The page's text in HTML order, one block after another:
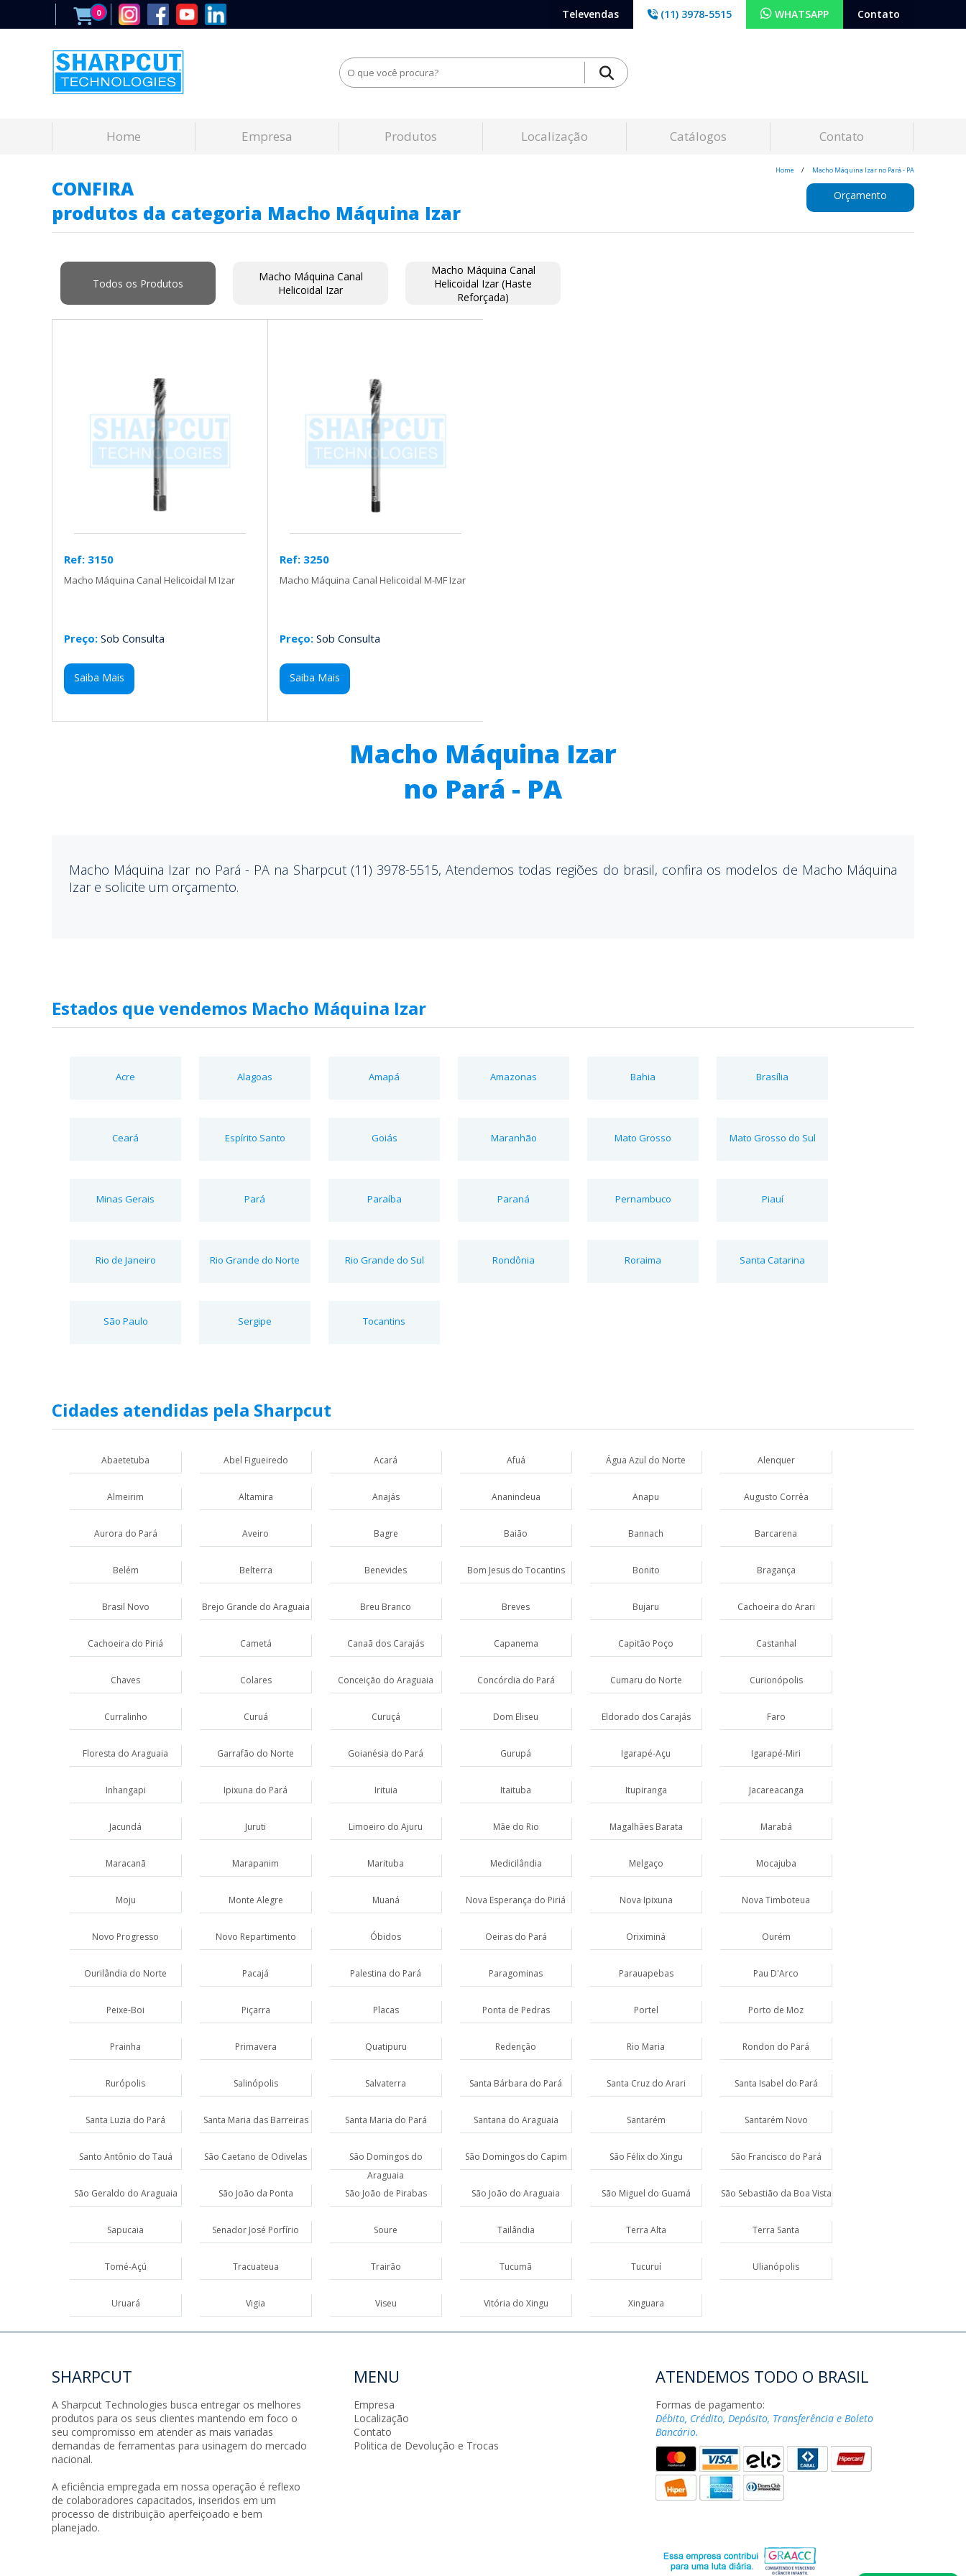
0 Contato
WHATSAPP
(11) 3978-5515
Televendas
Home Empresa Produtos Localização Catálogos Contato
Home Macho Máquina Izar no Pará - PA
CONFIRA
produtos da categoria Macho Máquina Izar
Orçamento
Todos os Produtos
Macho Máquina Canal
Helicoidal Izar
Macho Máquina Canal
Helicoidal Izar (Haste
Reforçada)
Ref: 3150
Macho Máquina Canal Helicoidal M Izar
Preço: Sob Consulta
Saiba Mais
Ref: 3250
Macho Máquina Canal Helicoidal M-MF Izar
Preço: Sob Consulta
Saiba Mais
Macho Máquina Izar
no Pará - PA
Macho Máquina Izar no Pará - PA na Sharpcut (11) 3978-5515, Atendemos todas regiões do brasil, confira os modelos de Macho Máquina
Izar e solicite um orçamento.
Estados que vendemos Macho Máquina Izar
Acre Alagoas Amapá Amazonas Bahia Brasília
Ceará Espírito Santo Goiás Maranhão Mato Grosso Mato Grosso do Sul
Minas Gerais Pará Paraíba Paraná Pernambuco Piauí
Rio de Janeiro Rio Grande do Norte Rio Grande do Sul Rondônia Roraima Santa Catarina
São Paulo Sergipe Tocantins
Cidades atendidas pela Sharpcut
Abaetetuba Abel Figueiredo Acará Afuá Água Azul do Norte Alenquer
Almeirim Altamira Anajás Ananindeua Anapu Augusto Corrêa
Aurora do Pará Aveiro Bagre Baião Bannach Barcarena
Belém Belterra Benevides Bom Jesus do Tocantins Bonito Bragança
Brasil Novo Brejo Grande do Araguaia Breu Branco Breves Bujaru Cachoeira do Arari
Cachoeira do Piriá Cametá Canaã dos Carajás Capanema Capitão Poço Castanhal
Chaves Colares Conceição do Araguaia Concórdia do Pará Cumaru do Norte Curionópolis
Curralinho Curuá Curuçá Dom Eliseu Eldorado dos Carajás Faro
Floresta do Araguaia Garrafão do Norte Goianésia do Pará Gurupá Igarapé-Açu Igarapé-Miri
Inhangapi Ipixuna do Pará Irituia Itaituba Itupiranga Jacareacanga
Jacundá Juruti Limoeiro do Ajuru Mãe do Rio Magalhães Barata Marabá
Maracanã Marapanim Marituba Medicilândia Melgaço Mocajuba
Moju Monte Alegre Muaná Nova Esperança do Piriá Nova Ipixuna Nova Timboteua
Novo Progresso Novo Repartimento Óbidos Oeiras do Pará Oriximiná Ourém
Ourilândia do Norte Pacajá Palestina do Pará Paragominas Parauapebas Pau D'Arco
Peixe-Boi Piçarra Placas Ponta de Pedras Portel Porto de Moz
Prainha Primavera Quatipuru Redenção Rio Maria Rondon do Pará
Rurópolis Salinópolis Salvaterra Santa Bárbara do Pará Santa Cruz do Arari Santa Isabel do Pará
Santa Luzia do Pará Santa Maria das Barreiras Santa Maria do Pará Santana do Araguaia Santarém Santarém Novo
Santo Antônio do Tauá São Caetano de Odivelas
São Domingos do
Araguaia
São Domingos do Capim São Félix do Xingu São Francisco do Pará
São Geraldo do Araguaia São João da Ponta São João de Pirabas São João do Araguaia São Miguel do Guamá São Sebastião da Boa Vista
Sapucaia Senador José Porfírio Soure Tailândia Terra Alta Terra Santa
Tomé-Açú Tracuateua Trairão Tucumã Tucuruí Ulianópolis
Uruará Vigia Viseu Vitória do Xingu Xinguara
SHARPCUT
A Sharpcut Technologies busca entregar os melhores
produtos para os seus clientes mantendo em foco o
seu compromisso em atender as mais variadas
demandas de ferramentas para usinagem do mercado
nacional.
A eficiência empregada em nossa operação é reflexo
de colaboradores capacitados, inseridos em um
processo de distribuição aperfeiçoado e bem
planejado.
MENU
Empresa
Localização
Contato
Politica de Devolução e Trocas
ATENDEMOS TODO O BRASIL
Formas de pagamento:
Débito, Crédito, Depósito, Transferência e Boleto
Bancário.